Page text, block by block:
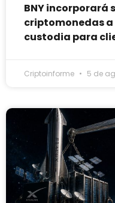
BNY incorporará
criptomonedas
custodia para
Criptoinforme 5 de